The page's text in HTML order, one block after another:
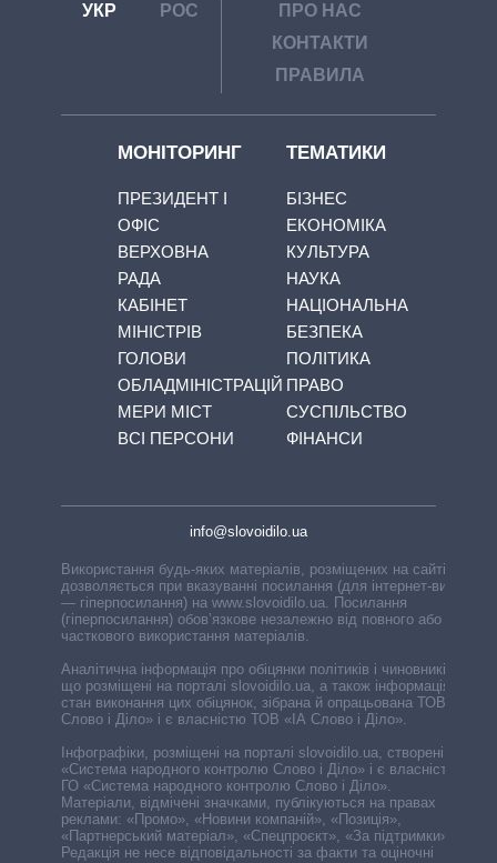
УКР РОС
ПРО НАС
КОНТАКТИ
ПРАВИЛА
МОНІТОРИНГ
ПРЕЗИДЕНТ І
ОФІС
ВЕРХОВНА
РАДА
КАБІНЕТ
МІНІСТРІВ
ГОЛОВИ
ОБЛАДМІНІСТРАЦІЙ
МЕРИ МІСТ
ВСІ ПЕРСОНИ
ТЕМАТИКИ
БІЗНЕС
ЕКОНОМІКА
КУЛЬТУРА
НАУКА
НАЦІОНАЛЬНА
БЕЗПЕКА
ПОЛІТИКА
ПРАВО
СУСПІЛЬСТВО
ФІНАНСИ
info@slovoidilo.ua
Використання будь-яких матеріалів, розміщених на сайті,
дозволяється при вказуванні посилання (для інтернет-видань
— гіперпосилання) на www.slovoidilo.ua. Посилання
(гіперпосилання) обов’язкове незалежно від повного або
часткового використання матеріалів.
Аналітична інформація про обіцянки політиків і чиновників,
що розміщені на порталі slovoidilo.ua, а також інформація про
стан виконання цих обіцянок, зібрана й опрацьована ТОВ «ІА
Слово і Діло» і є власністю ТОВ «ІА Слово і Діло».
Інфографіки, розміщені на порталі slovoidilo.ua, створені ГО
«Система народного контролю Слово і Діло» і є власністю
ГО «Система народного контролю Слово і Діло».
Матеріали, відмічені значками, публікуються на правах
реклами: «Промо», «Новини компаній», «Позиція»,
«Партнерський матеріал», «Спецпроєкт», «За підтримки».
Редакція не несе відповідальності за факти та оціночні